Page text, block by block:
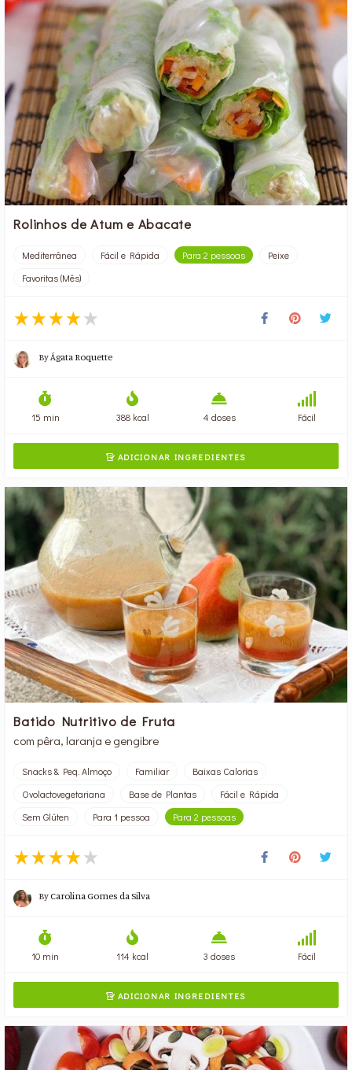
Rolinhos de Atum e Abacate
Mediterrânea Fácil e Rápida Para 2 pessoas
Peixe
Favoritas (Mês)
ByÁgata Roquette
15 min 388 kcal 4 doses Fácil
ADICIONAR INGREDIENTES
Batido Nutritivo de Fruta
com pêra, laranja e gengibre
Snacks & Peq. Almoço Familiar
Baixas Calorias
Ovolactovegetariana
Base de Plantas
Fácil e Rápida
Sem Glúten
Para 1 pessoa Para 2 pessoas
ByCarolina Gomes da Silva
10 min 114 kcal 3 doses Fácil
ADICIONAR INGREDIENTES